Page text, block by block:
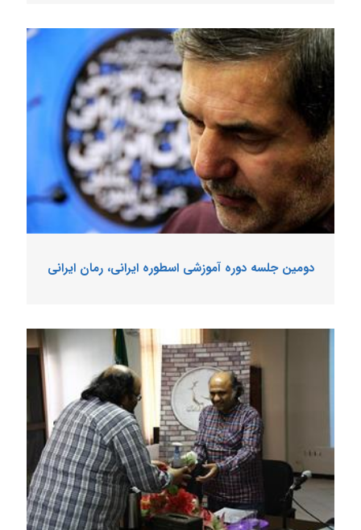
دومین جلسه دوره آموزشی اسطوره ایرانی، رمان ایرانی